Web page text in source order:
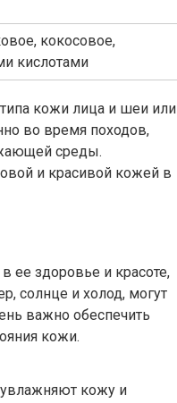
кокосовое,
кислотами
кожи лица и шеи или
во время походов,
среды.
и красивой кожей в
ее здоровье и красоте,
солнце и холод, могут
важно обеспечить
кожи.
увлажняют кожу и